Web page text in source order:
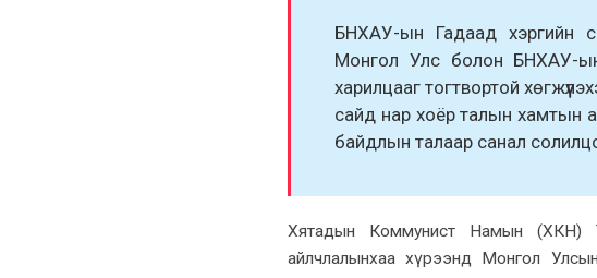
БНXАУ-ын Гадаад xэргийн
Монгол Улс болон БНXАУ-ын
харилцааг тогтвортой
сайд нар xоёр талын xамтын
байдлын талаар санал
Xятадын Коммунист Намын (XКН)
айлчлалынхаа хүрээнд Монгол Улсын